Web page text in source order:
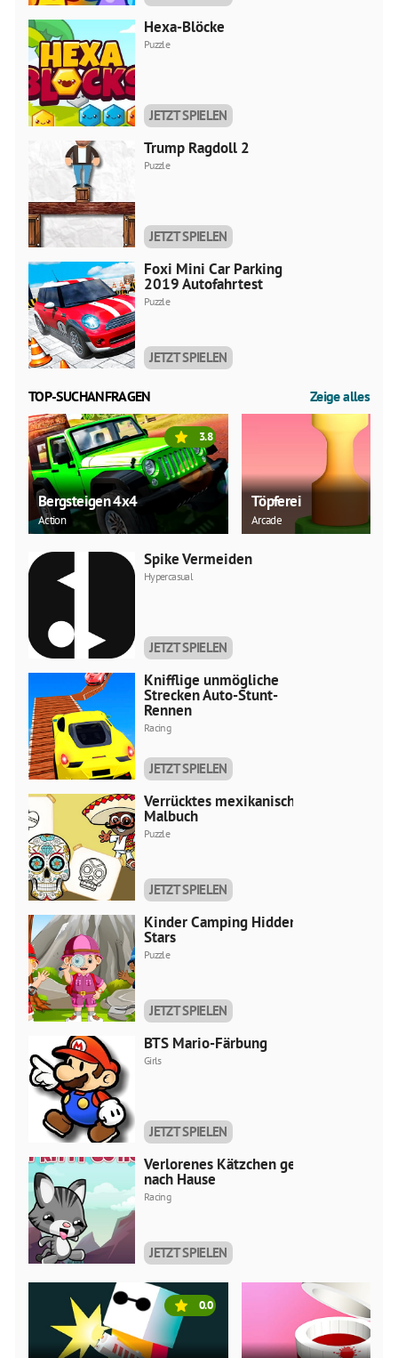
Hexa-Blöcke
Puzzle
JETZT SPIELEN
Trump Ragdoll 2
Puzzle
JETZT SPIELEN
Foxi Mini Car Parking
2019 Autofahrtest
Puzzle
JETZT SPIELEN
TOP-SUCHANFRAGEN Zeige alles
Bergsteigen 4x4
Action
3.8
Töpferei
Arcade
Spike Vermeiden
Hypercasual
JETZT SPIELEN
Knifflige unmögliche
Strecken Auto-Stunt-
Rennen
Racing
JETZT SPIELEN
Verrücktes mexikanisches
Malbuch
Puzzle
JETZT SPIELEN
Kinder Camping Hidden
Stars
Puzzle
JETZT SPIELEN
BTS Mario-Färbung
Girls
JETZT SPIELEN
Verlorenes Kätzchen geh
nach Hause
Racing
JETZT SPIELEN
0.0